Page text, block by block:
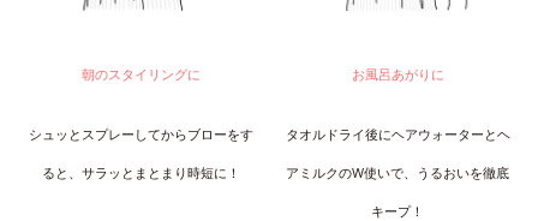
朝のスタイリングに
シュッとスプレーしてからブローをす
ると、サラッとまとまり時短に！
お風呂あがりに
タオルドライ後にヘアウォーターとヘ
アミルクのW使いで、うるおいを徹底
キープ！